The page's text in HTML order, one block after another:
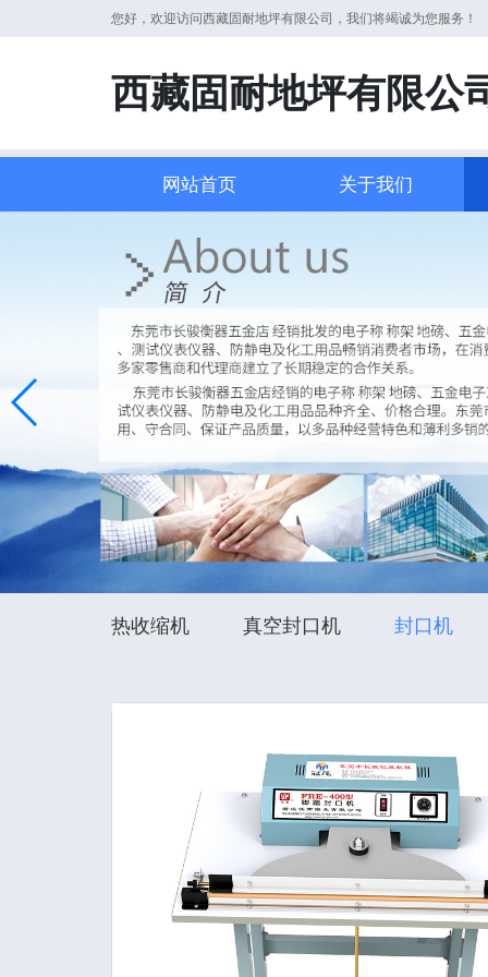
您好，欢迎访问西藏固耐地坪有限公司，我们将竭诚为您服务！
西藏固耐地坪有限公
网站首页 关于我们
热收缩机 真空封口机 封口机